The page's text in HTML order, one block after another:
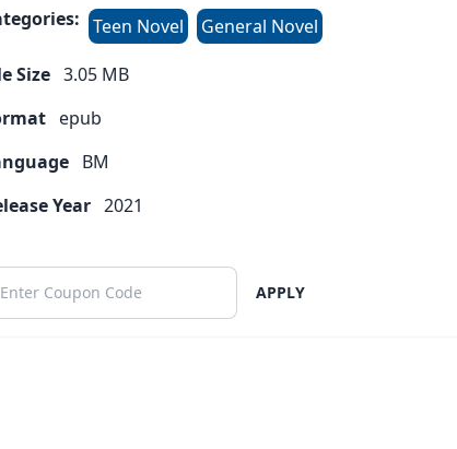
Teen Novel
General Novel
Size 3.05 MB
epub
BM
Year 2021
APPLY